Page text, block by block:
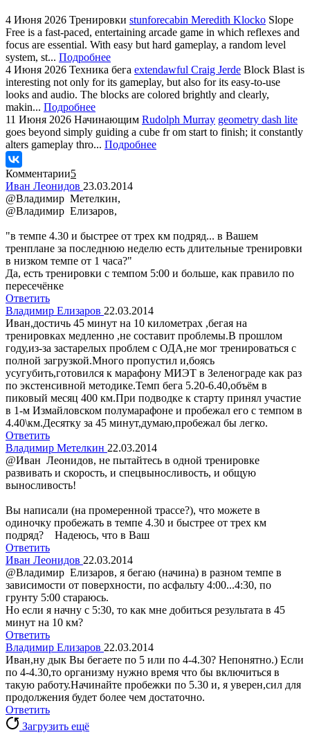
4 Июня 2026 Тренировки stunforecabin Meredith Klocko Slope
Free is a fast-paced, entertaining arcade game in which reflexes and
focus are essential. With easy but hard gameplay, a random level
system, st... Подробнее
4 Июня 2026 Техника бега extendawful Craig Jerde Block Blast is
interesting not only for its gameplay, but also for its easy-to-use
looks and audio. The blocks are colored brightly and clearly,
makin... Подробнее
11 Июня 2026 Начинающим Rudolph Murray geometry dash lite
goes beyond simply guiding a cube fr om start to finish; it constantly
alters gameplay thro... Подробнее
Комментарии5
Иван Леонидов 23.03.2014
@Владимир Метелкин,
@Владимир Елизаров,
"в темпе 4.30 и быстрее от трех км подряд... в Вашем
тренплане за последнюю неделю есть длительные тренировки
в низком темпе от 1 часа?"
Да, есть тренировки с темпом 5:00 и больше, как правило по
пересечёнке
Ответить
Владимир Елизаров 22.03.2014
Иван,достичь 45 минут на 10 километрах ,бегая на
тренировках медленно ,не составит проблемы.В прошлом
году,из-за застарелых проблем с ОДА,не мог тренироваться с
полной загрузкой.Много пропустил и,боясь
усугубить,готовился к марафону МИЭТ в Зеленограде как раз
по экстенсивной методике.Темп бега 5.20-6.40,объём в
пиковый месяц 400 км.При подводке к старту принял участие
в 1-м Измайловском полумарафоне и пробежал его с темпом в
4.40\км.Десятку за 45 минут,думаю,пробежал бы легко.
Ответить
Владимир Метелкин 22.03.2014
@Иван Леонидов, не пытайтесь в одной тренировке
развивать и скорость, и спецвыносливость, и общую
выносливость!
Вы написали (на промеренной трассе?), что можете в
одиночку пробежать в темпе 4.30 и быстрее от трех км
подряд? Надеюсь, что в Ваш
Ответить
Иван Леонидов 22.03.2014
@Владимир Елизаров, я бегаю (начина) в разном темпе в
зависимости от поверхности, по асфальту 4:00...4:30, по
грунту 5:00 стараюсь.
Но если я начну с 5:30, то как мне добиться результата в 45
минут на 10 км?
Ответить
Владимир Елизаров 22.03.2014
Иван,ну дык Вы бегаете по 5 или по 4-4.30? Непонятно.) Если
по 4-4.30,то организму нужно время что бы включиться в
такую работу.Начинайте пробежки по 5.30 и, я уверен,сил для
продолжения будет более чем достаточно.
Ответить
Загрузить ещё